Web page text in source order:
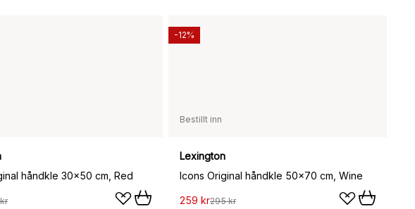
håndkle 30x50 cm, Red
Bestillt inn
Lexington
Icons Original håndkle 50x70 cm, Wine
259 kr295 kr
-12%